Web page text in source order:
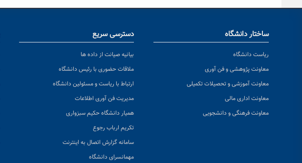
ساختار دانشگاه
ریاست دانشگاه
معاونت پژوهشی و فن آوری
معاونت آموزشی و تحصیلات تکمیلی
معاونت اداری مالی
معاونت فرهنگی و دانشجویی
دسترسی سریع
بیانیه صیانت از داده ها
ملاقات حضوری با رئیس دانشگاه
ارتباط با ریاست و مسئولین دانشگاه
مدیریت فن آوری اطلاعات
همیار دانشگاه حکیم سبزواری
تکریم ارباب رجوع
سامانه گزارش اتصال به اینترنت
مهمانسرای دانشگاه